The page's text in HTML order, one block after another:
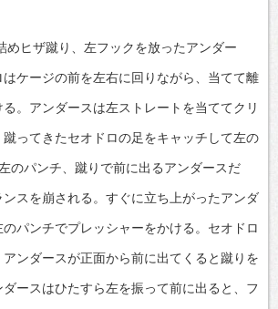
めヒザ蹴り、左フックを放ったアンダー
はケージの前を左右に回りながら、当てて離
。アンダースは左ストレートを当ててクリ
蹴ってきたセオドロの足をキャッチして左の
のパンチ、蹴りで前に出るアンダースだ
スを崩される。すぐに立ち上がったアンダ
パンチでプレッシャーをかける。セオドロ
ンダースが正面から前に出てくると蹴りを
ダースはひたすら左を振って前に出ると、フ